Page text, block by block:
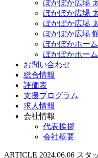
ぽかぽか広場
ぽかぽか広場
ぽかぽか広場
ぽかぽか広場
ぽかぽかホー
ぽかぽかホー
お問い合わせ
総合情報
評価表
支援プログラム
求人情報
会社情報
代表挨拶
会社概要
ARTICLE 2024.06.06 スタ